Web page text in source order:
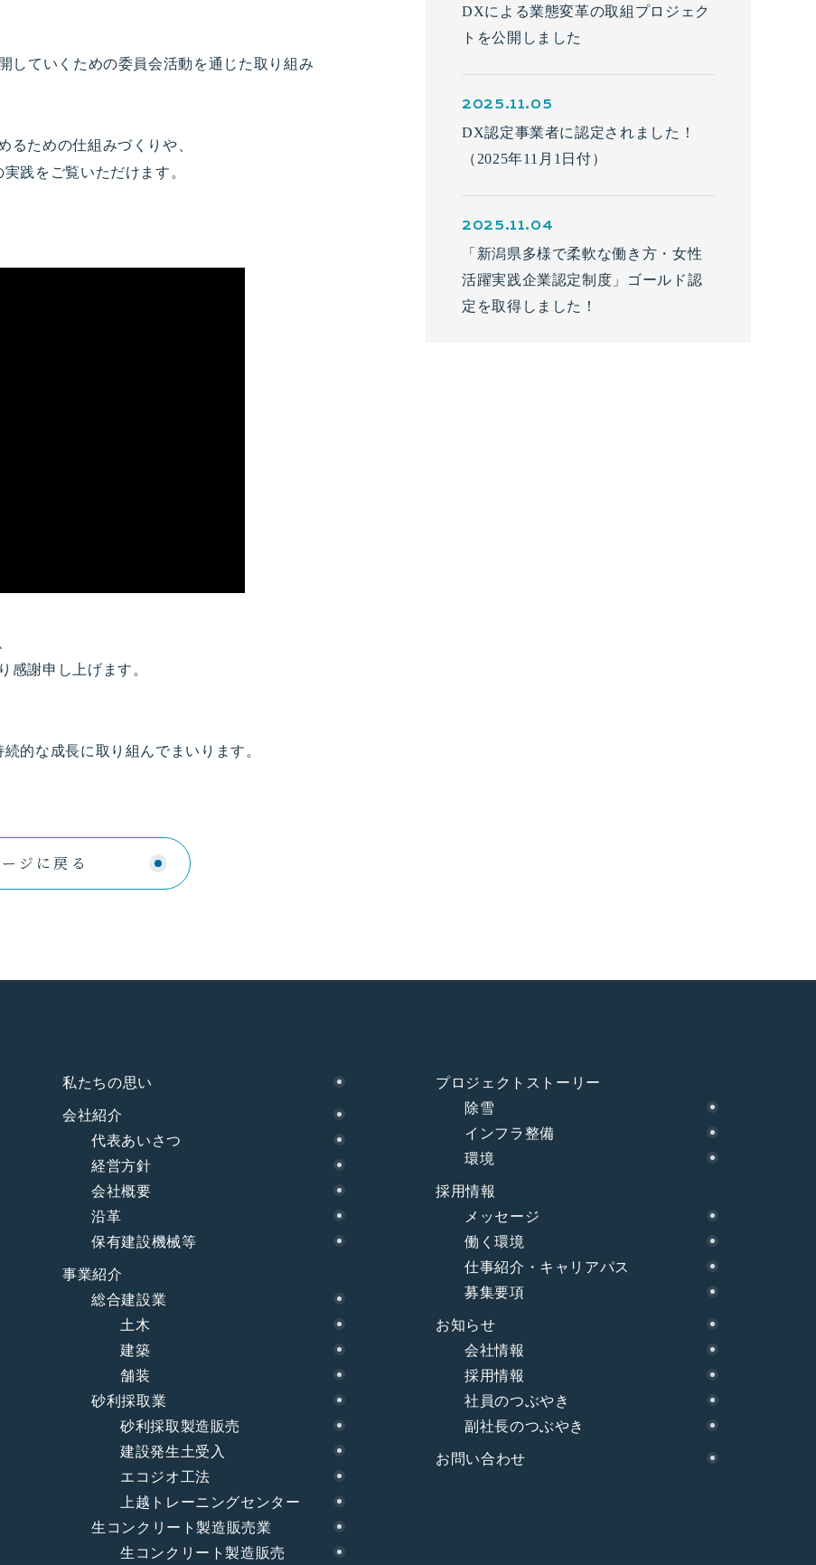
していくための委員会活動を通じた取り組み
るための仕組みづくりや、
践をご覧いただけます。
感謝申し上げます。
的な成長に取り組んでまいります。
ジに戻る
DXによる業態変革の取組プロジェク
トを公開しました
DX認定事業者に認定されました！
（2025年11月1日付）
2025.11.05
「新潟県多様で柔軟な働き方・女性
活躍実践企業認定制度」ゴールド認
定を取得しました！
2025.11.04
私たちの思い
会社紹介
代表あいさつ
経営方針
会社概要
沿革
保有建設機械等
事業紹介
総合建設業
土木
建築
舗装
砂利採取業
砂利採取製造販売
建設発生土受入
エコジオ工法
上越トレーニングセンター
生コンクリート製造販売業
生コンクリート製造販売
プロジェクトストーリー
除雪
インフラ整備
環境
採用情報
メッセージ
働く環境
仕事紹介・キャリアパス
募集要項
お知らせ
会社情報
採用情報
社員のつぶやき
副社長のつぶやき
お問い合わせ